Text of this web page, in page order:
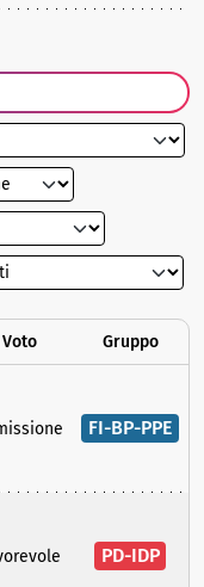
Voto Gruppo
FI-BP-PPE
PD-IDP